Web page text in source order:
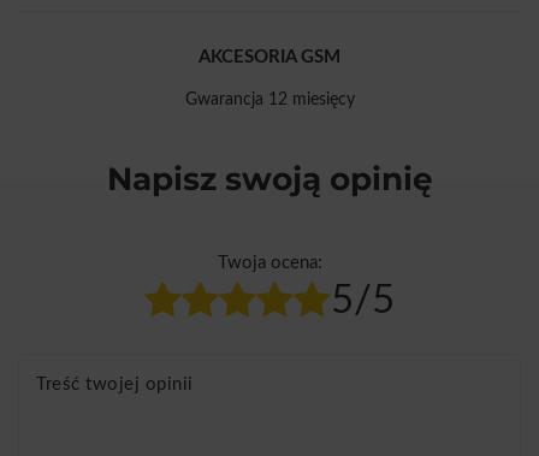
AKCESORIA GSM
Gwarancja 12 miesięcy
Napisz swoją opinię
Twoja ocena:
5/5
Treść twojej opinii